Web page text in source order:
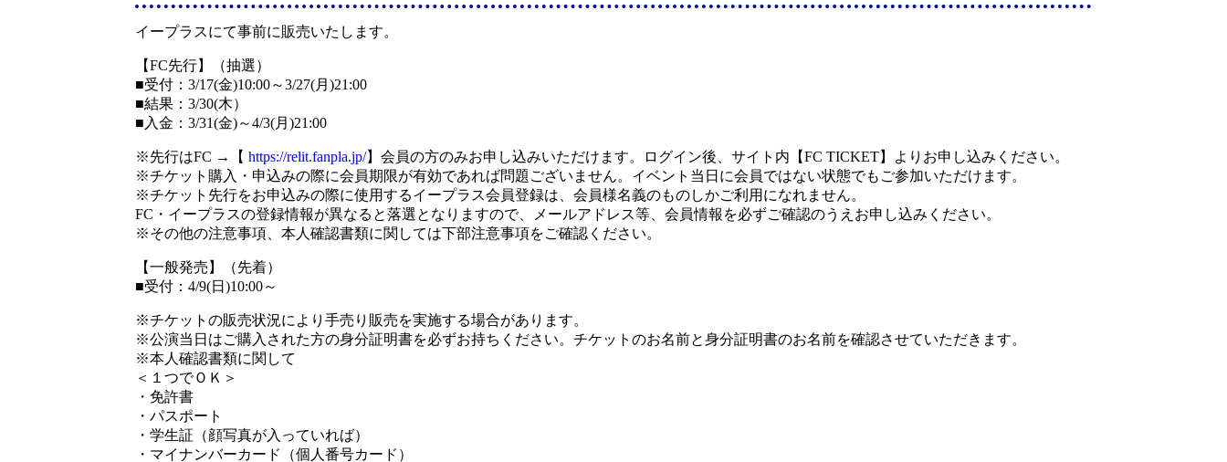
イープラスにて事前に販売いたします。
【FC先行】（抽選）
■受付：3/17(金)10:00～3/27(月)21:00
■結果：3/30(木）
■入金：3/31(金)～4/3(月)21:00
※先行はFC →【 https://relit.fanpla.jp/】会員の方のみお申し込みいただけます。ログイン後、サイト内【FC TICKET】よりお申し込みください。
※チケット購入・申込みの際に会員期限が有効であれば問題ございません。イベント当日に会員ではない状態でもご参加いただけます。
※チケット先行をお申込みの際に使用するイープラス会員登録は、会員様名義のものしかご利用になれません。
FC・イープラスの登録情報が異なると落選となりますので、メールアドレス等、会員情報を必ずご確認のうえお申し込みください。
※その他の注意事項、本人確認書類に関しては下部注意事項をご確認ください。
【一般発売】（先着）
■受付：4/9(日)10:00～
※チケットの販売状況により手売り販売を実施する場合があります。
※公演当日はご購入された方の身分証明書を必ずお持ちください。チケットのお名前と身分証明書のお名前を確認させていただきます。
※本人確認書類に関して
＜１つでＯＫ＞
・免許書
・パスポート
・学生証（顔写真が入っていれば）
・マイナンバーカード（個人番号カード）